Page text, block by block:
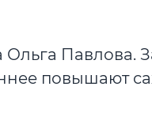
Ольга Павлова.
повышают